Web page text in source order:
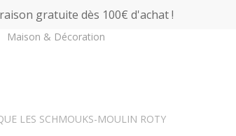
gratuite dès 100€ d'achat !
Maison & Décoration
LES SCHMOUKS-MOULIN ROTY